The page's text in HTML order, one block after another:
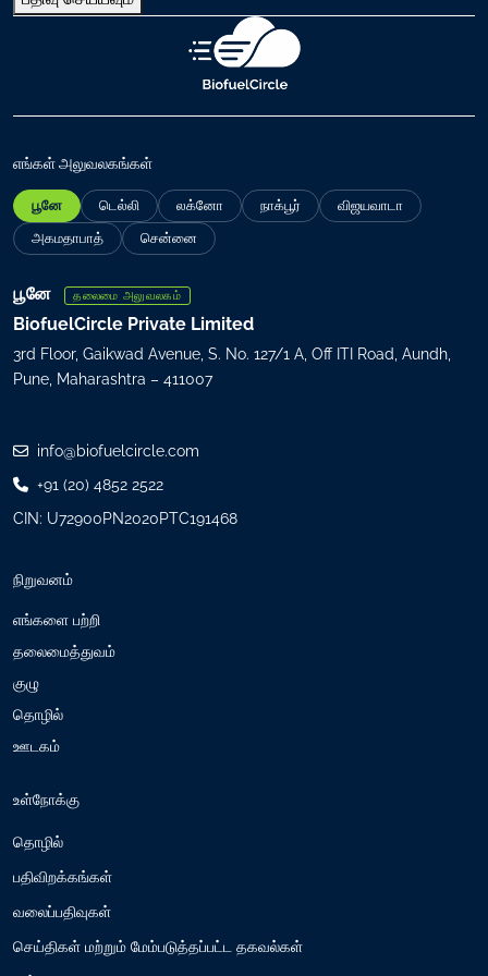
ய்
R
e
u
i
e
எங்கள் அலுவலகங்கள்
பூனே டெல்லி லக்னோ நாக்பூர்
விஜயவாடா
அகமதாபாத்
சென்னை
பூனே தலைமை அலுவலகம்
BiofuelCircle Private Limited
3rd Floor, Gaikwad Avenue, S. No. 127/1 A, Off ITI Road, Aundh,
Pune, Maharashtra – 411007
info@biofuelcircle.com
+91 (20) 4852 2522
CIN: U72900PN2020PTC191468
நிறுவனம்
எங்களை பற்றி
தலைமைத்துவம்
குழு
தொழில்
ஊடகம்
உள்நோக்கு
தொழில்
பதிவிறக்கங்கள்
வலைப்பதிவுகள்
செய்திகள் மற்றும் மேம்படுத்தப்பட்ட தகவல்கள்